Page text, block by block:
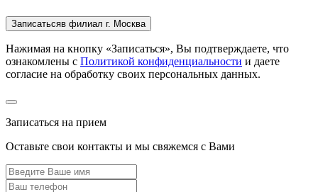
Записатьсяв филиал г. Москва
Нажимая на кнопку «Записаться», Вы подтверждаете, что
ознакомлены с Политикой конфиденциальности и даете
согласие на обработку своих персональных данных.
Записаться на прием
Оставьте свои контакты и мы свяжемся с Вами